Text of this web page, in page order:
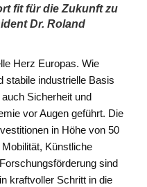
fit für die Zukunft zu
Dr. Roland
Herz Europas. Wie
stabile industrielle Basis
Sicherheit und
vor Augen geführt. Die
in Höhe von 50
Künstliche
sind
kraftvoller Schritt in die